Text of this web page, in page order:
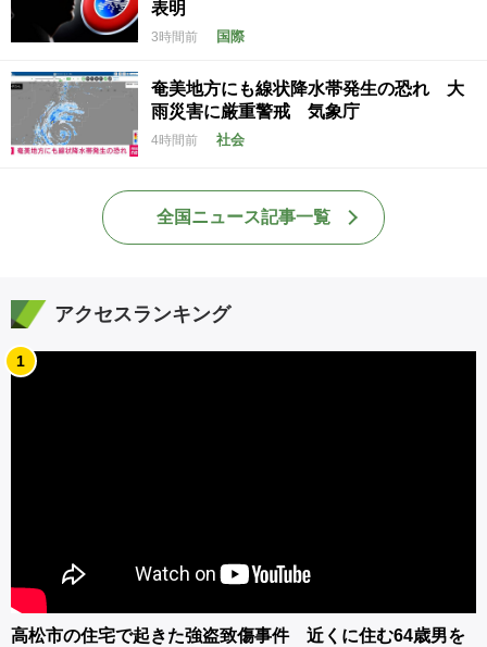
表明
3時間前 国際
奄美地方にも線状降水帯発生の恐れ 大
雨災害に厳重警戒 気象庁
4時間前 社会
全国ニュース記事一覧
アクセスランキング
1
高松市の住宅で起きた強盗致傷事件 近くに住む64歳男を